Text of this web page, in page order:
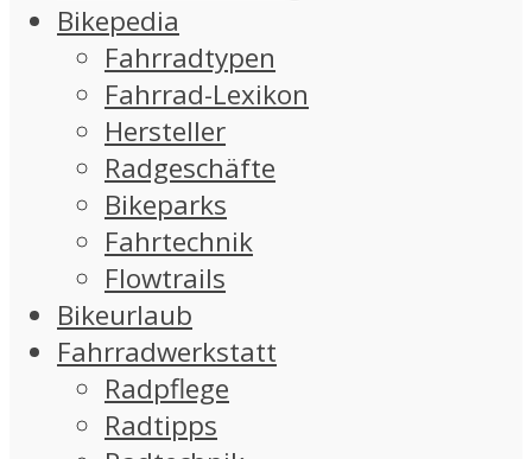
Bikepedia
Fahrradtypen
Fahrrad-Lexikon
Hersteller
Radgeschäfte
Bikeparks
Fahrtechnik
Flowtrails
Bikeurlaub
Fahrradwerkstatt
Radpflege
Radtipps